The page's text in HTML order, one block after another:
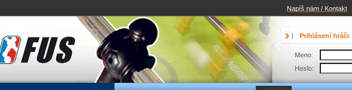
Napíš nám / Kontakt
Prihlásení hráči
Meno:
Heslo: